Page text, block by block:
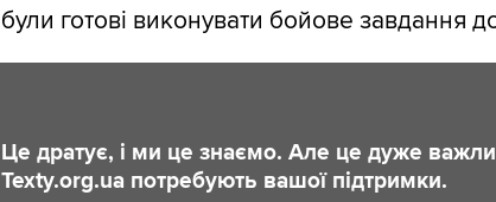
були готові виконувати бойове завдання
Це дратує, і ми це знаємо. Але це дуже
Texty.org.ua потребують вашої підтримки.